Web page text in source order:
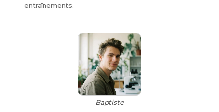
entraînements.
Baptiste